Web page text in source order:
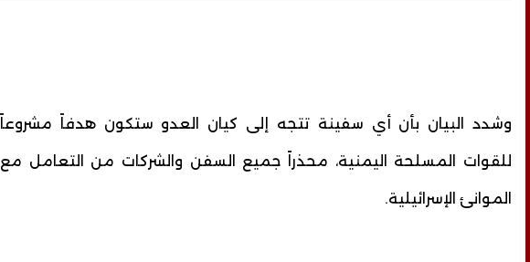
وشدد البيان بأن أي سفينة تتجه إلى كيان العدو ستكون هدفاً مشروعاً
للقوات المسلحة اليمنية، محذراً جميع السفن والشركات من التعامل مع
الموانئ الإسرائيلية.